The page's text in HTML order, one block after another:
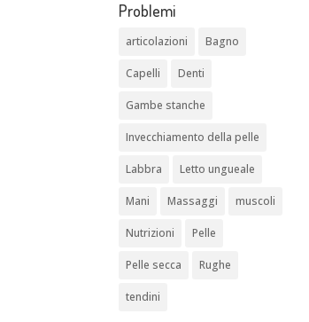
Problemi
articolazioni Bagno
Capelli Denti
Gambe stanche
Invecchiamento della pelle
Labbra Letto ungueale
Mani Massaggi muscoli
Nutrizioni Pelle
Pelle secca Rughe
tendini